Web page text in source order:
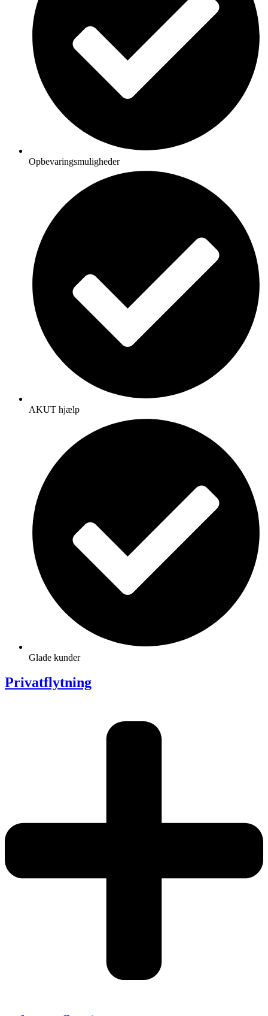
Opbevaringsmuligheder
AKUT hjælp
Glade kunder
Privatflytning